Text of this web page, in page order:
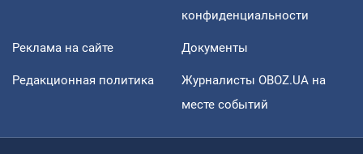
конфиденциальности
Реклама на сайте Документы
Редакционная политика
Журналисты OBOZ.UA на
месте событий